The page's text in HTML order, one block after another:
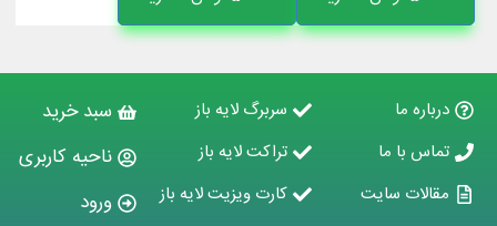
درباره ما
تماس با ما
مقالات سایت
سربرگ لایه باز
تراکت لایه باز
کارت ویزیت لایه باز
سبد خرید
ناحیه کاربری
ورود